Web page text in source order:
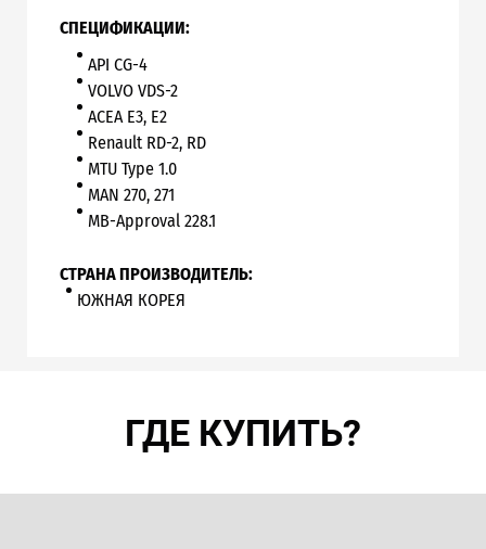
СПЕЦИФИКАЦИИ:
API CG-4
VOLVO VDS-2
ACEA E3, E2
Renault RD-2, RD
MTU Type 1.0
MAN 270, 271
MB-Approval 228.1
СТРАНА ПРОИЗВОДИТЕЛЬ:
ЮЖНАЯ КОРЕЯ
ГДЕ КУПИТЬ?